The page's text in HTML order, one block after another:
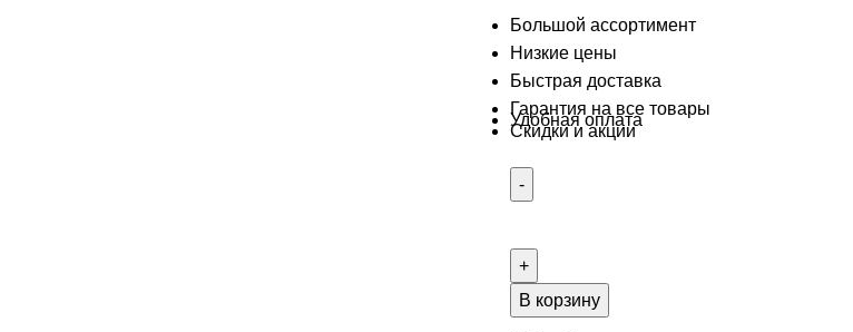
Большой ассортимент
Низкие цены
Быстрая доставка
Гарантия на все товары
Удобная оплата
Скидки и акции
В корзину